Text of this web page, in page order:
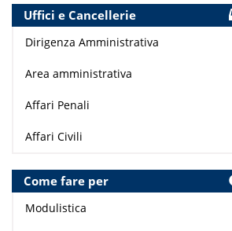
Uffici e Cancellerie
Dirigenza Amministrativa
Area amministrativa
Affari Penali
Affari Civili
Come fare per
Modulistica